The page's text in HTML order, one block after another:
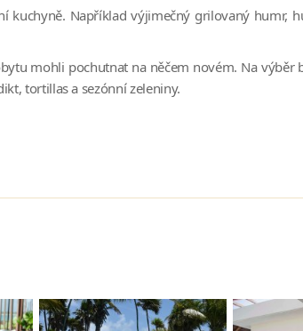
kuchyně. Například výjimečný grilovaný humr,
mohli pochutnat na něčem novém. Na výběr
tortillas a sezónní zeleniny.